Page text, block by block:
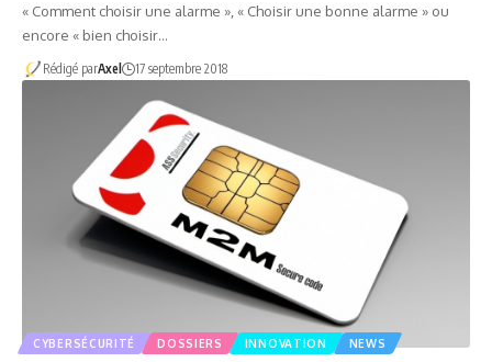
« Comment choisir une alarme », « Choisir une bonne alarme » ou
encore « bien choisir…
Rédigé parAxel 17 septembre 2018
CYBERSÉCURITÉ DOSSIERS INNOVATION NEWS